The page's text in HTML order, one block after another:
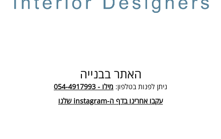
האתר בבנייה
ניתן לפנות בטלפון: מילו - 054-4917993
עקבו אחרינו בדף ה-instagram שלנו